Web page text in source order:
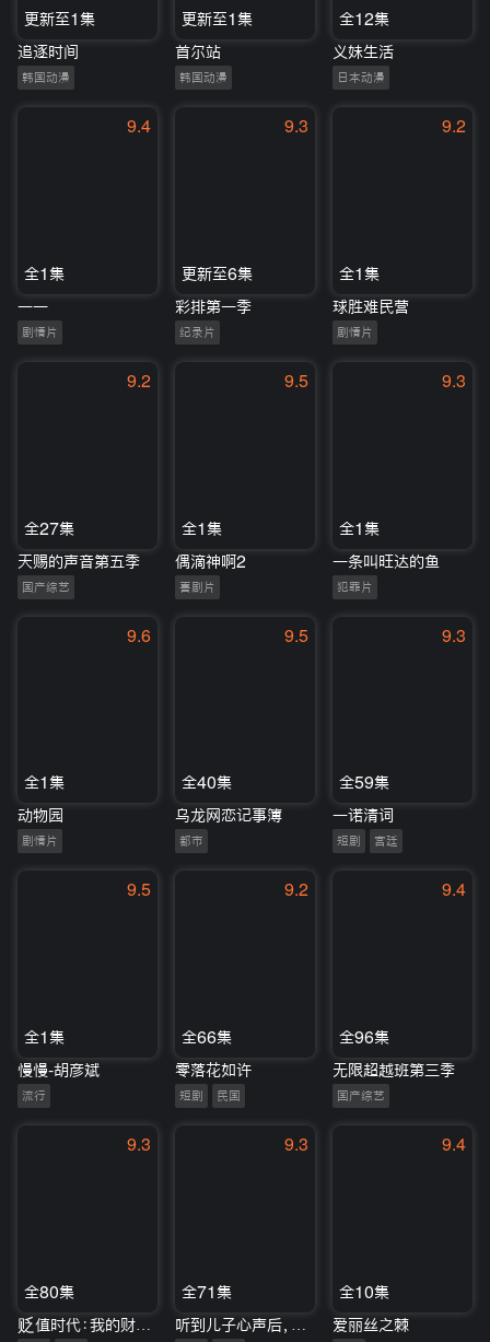
更新至1集
追逐时间
韩国动漫
更新至1集
首尔站
韩国动漫
全12集
义妹生活
日本动漫
9.4
全1集
一一
剧情片
9.3
更新至6集
彩排第一季
纪录片
9.2
全1集
球胜难民营
剧情片
9.2
全27集
天赐的声音第五季
国产综艺
9.5
全1集
偶滴神啊2
喜剧片
9.3
全1集
一条叫旺达的鱼
犯罪片
9.6
全1集
动物园
剧情片
9.5
全40集
乌龙网恋记事簿
都市
9.3
全59集
一诺清词
短剧 宫廷
9.5
全1集
慢慢-胡彦斌
流行
9.2
全66集
零落花如许
短剧 民国
9.4
全96集
无限超越班第三季
国产综艺
9.3
全80集
9.3
全71集
9.4
全10集
爱丽丝之棘